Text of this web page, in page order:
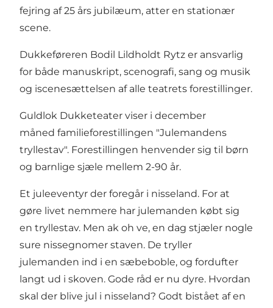
fejring af 25 års jubilæum, atter en stationær
scene.
Dukkeføreren Bodil Lildholdt Rytz er ansvarlig
for både manuskript, scenografi, sang og musik
og iscenesættelsen af alle teatrets forestillinger.
Guldlok Dukketeater viser i december
måned familieforestillingen "Julemandens
tryllestav". Forestillingen henvender sig til børn
og barnlige sjæle mellem 2-90 år.
Et juleeventyr der foregår i nisseland. For at
gøre livet nemmere har julemanden købt sig
en tryllestav. Men ak oh ve, en dag stjæler nogle
sure nissegnomer staven. De tryller
julemanden ind i en sæbeboble, og fordufter
langt ud i skoven. Gode råd er nu dyre. Hvordan
skal der blive jul i nisseland? Godt bistået af en